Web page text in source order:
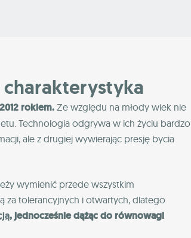
rokiem. Ze względu na młody wiek nie
Technologia odgrywa w ich życiu bardzo
ale z drugiej wywierając presję bycia
wymienić przede wszystkim
za tolerancyjnych i otwartych, dlatego
, jednocześnie dążąc do równowagi